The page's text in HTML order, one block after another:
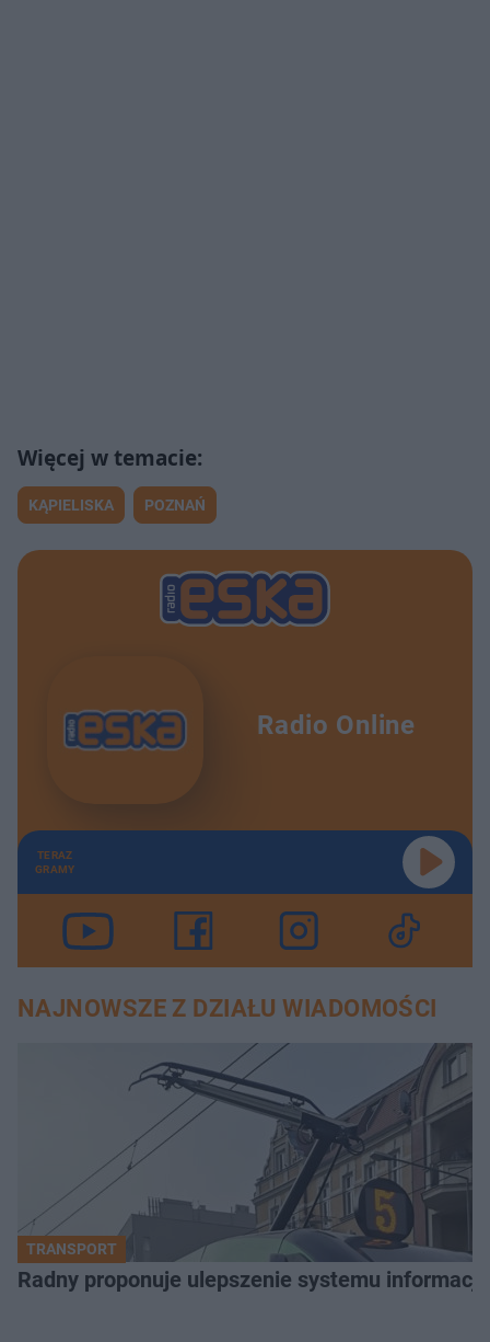
KĄPIELISKA POZNAŃ
Radio Online
TERAZ
GRAMY
NAJNOWSZE Z DZIAŁU WIADOMOŚCI
TRANSPORT
Radny proponuje ulepszenie systemu